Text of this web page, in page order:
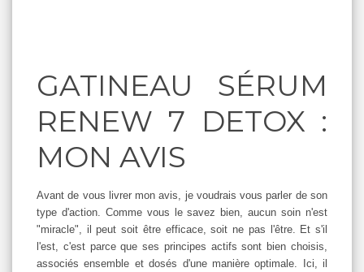
GATINEAU SÉRUM
RENEW 7 DETOX :
MON AVIS
Avant de vous livrer mon avis, je voudrais vous parler de son
type d'action. Comme vous le savez bien, aucun soin n'est
"miracle", il peut soit être efficace, soit ne pas l'être. Et s'il
l'est, c'est parce que ses principes actifs sont bien choisis,
associés ensemble et dosés d'une manière optimale. Ici, il